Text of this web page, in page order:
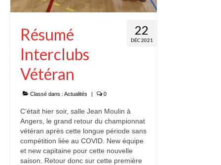
22
DÉC 2021
Résumé
Interclubs
Vétéran
Classé dans : Actualités | 0
C’était hier soir, salle Jean Moulin à
Angers, le grand retour du championnat
vétéran après cette longue période sans
compétition liée au COVID. New équipe
et new capitaine pour cette nouvelle
saison. Retour donc sur cette première